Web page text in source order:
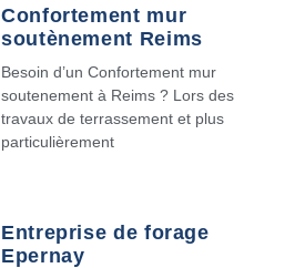
Confortement mur
soutènement Reims
Besoin d’un Confortement mur
soutenement à Reims ? Lors des
travaux de terrassement et plus
particulièrement
Entreprise de forage
Epernay